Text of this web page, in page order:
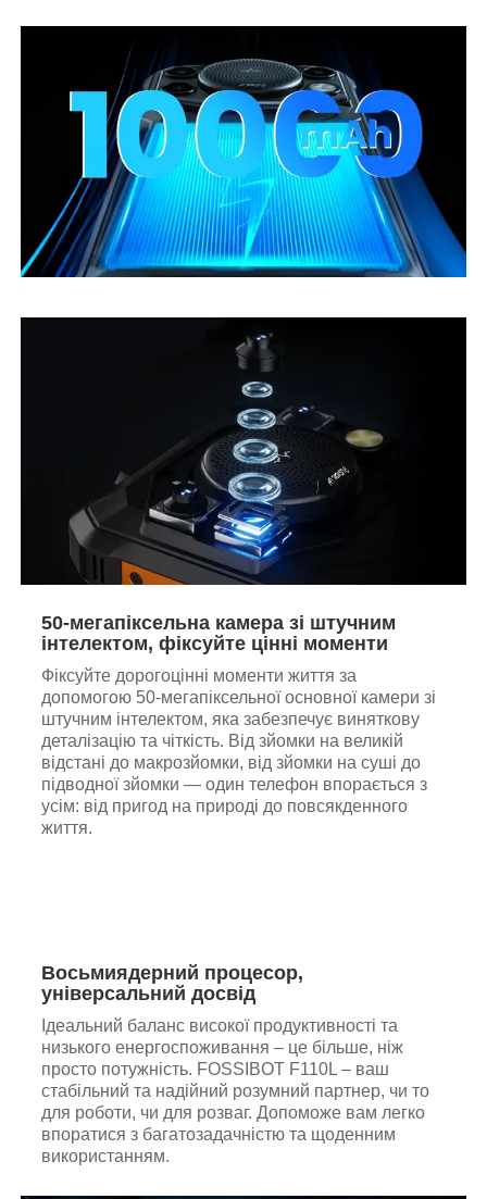
50-мегапіксельна камера зі штучним
інтелектом, фіксуйте цінні моменти
Фіксуйте дорогоцінні моменти життя за
допомогою 50-мегапіксельної основної камери зі
штучним інтелектом, яка забезпечує виняткову
деталізацію та чіткість. Від зйомки на великій
відстані до макрозйомки, від зйомки на суші до
підводної зйомки — один телефон впорається з
усім: від пригод на природі до повсякденного
життя.
Восьмиядерний процесор,
універсальний досвід
Ідеальний баланс високої продуктивності та
низького енергоспоживання – це більше, ніж
просто потужність. FOSSIBOT F110L – ваш
стабільний та надійний розумний партнер, чи то
для роботи, чи для розваг. Допоможе вам легко
впоратися з багатозадачністю та щоденним
використанням.